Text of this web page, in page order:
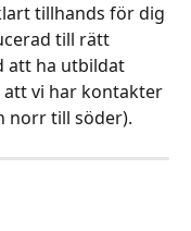
tillhands för dig
till rätt
att ha utbildat
att vi har kontakter
norr till söder).